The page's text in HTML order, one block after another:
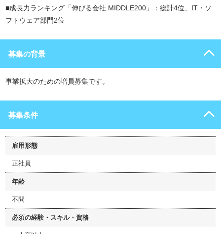
■成長力ランキング「伸びる会社 MIDDLE200」：総計4位、IT・ソ
フトウェア部門2位
募集の背景
事業拡大のための増員募集です。
募集条件
雇用形態
正社員
年齢
不問
必須の経験・スキル・資格